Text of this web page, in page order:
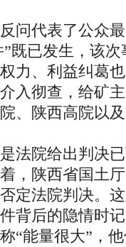
代表了公众最
”既已发生，该
力、利益纠葛
入彻查，给矿
、陕西高院以
院给出判决已
，陕西省国土
定法院判决。
背后的隐情时
“能量很大”，